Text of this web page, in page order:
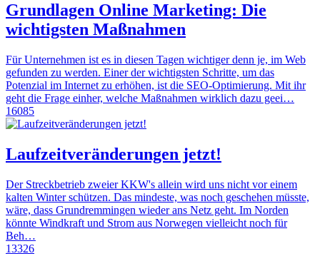
Grundlagen Online Marketing: Die
wichtigsten Maßnahmen
Für Unternehmen ist es in diesen Tagen wichtiger denn je, im Web
gefunden zu werden. Einer der wichtigsten Schritte, um das
Potenzial im Internet zu erhöhen, ist die SEO-Optimierung. Mit ihr
geht die Frage einher, welche Maßnahmen wirklich dazu geei…
16085
Laufzeitveränderungen jetzt!
Der Streckbetrieb zweier KKW's allein wird uns nicht vor einem
kalten Winter schützen. Das mindeste, was noch geschehen müsste,
wäre, dass Grundremmingen wieder ans Netz geht. Im Norden
könnte Windkraft und Strom aus Norwegen vielleicht noch für
Beh…
13326